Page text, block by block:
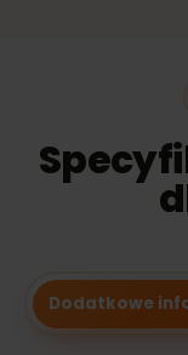
Dodatkowe